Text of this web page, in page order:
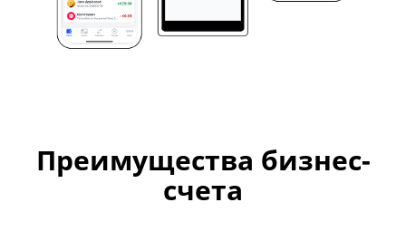
Преимущества бизнес-
счета